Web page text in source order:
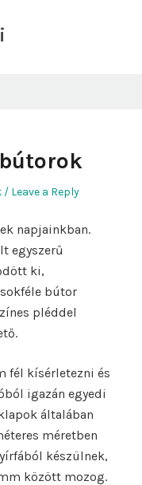
Leave a Reply
napjainkban.
egyszerű
ki,
bútor
pléddel
fél kísérletezni és
igazán egyedi
általában
méretben
készülnek,
között mozog.